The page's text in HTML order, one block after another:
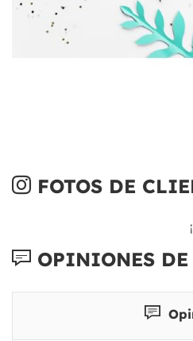
FOTOS DE
OPINIONES